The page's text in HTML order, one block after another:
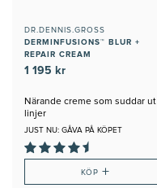
DR.DENNIS.GROSS
DERMINFUSIONS™ BLUR +
REPAIR CREAM
1 195 kr
Närande creme som suddar ut
linjer
JUST NU: GÅVA PÅ KÖPET
KÖP+